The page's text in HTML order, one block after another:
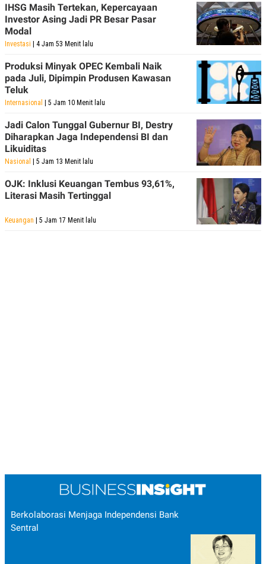
IHSG Masih Tertekan, Kepercayaan
Investor Asing Jadi PR Besar Pasar
Modal
Investasi | 4 Jam 53 Menit lalu
Produksi Minyak OPEC Kembali Naik
pada Juli, Dipimpin Produsen Kawasan
Teluk
Internasional | 5 Jam 10 Menit lalu
Jadi Calon Tunggal Gubernur BI, Destry
Diharapkan Jaga Independensi BI dan
Likuiditas
Nasional | 5 Jam 13 Menit lalu
OJK: Inklusi Keuangan Tembus 93,61%,
Literasi Masih Tertinggal
Keuangan | 5 Jam 17 Menit lalu
Berkolaborasi Menjaga Independensi Bank
Sentral